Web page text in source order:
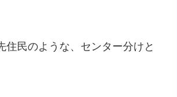
民のような、センター分けと